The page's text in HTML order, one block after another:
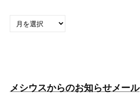
ア
メシウスからのお知らせメール